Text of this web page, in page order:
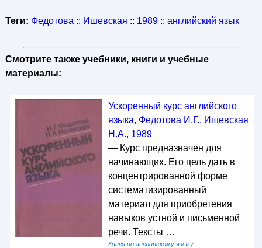
Теги: Федотова :: Ишевская :: 1989:: английский язык
Смотрите также учебники, книги и учебные
материалы:
Ускоренный курс английского
языка, Федотова И.Г., Ишевская
Н.А., 1989
— Курс предназначен для
начинающих. Его цель дать в
концентрированной форме
систематизированный
материал для приобретения
навыков устной и письменной
речи. Тексты …
Книги по английскому языку